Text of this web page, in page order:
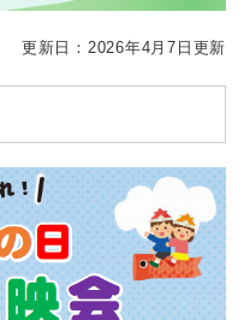
更新日：2026年4月7日更新